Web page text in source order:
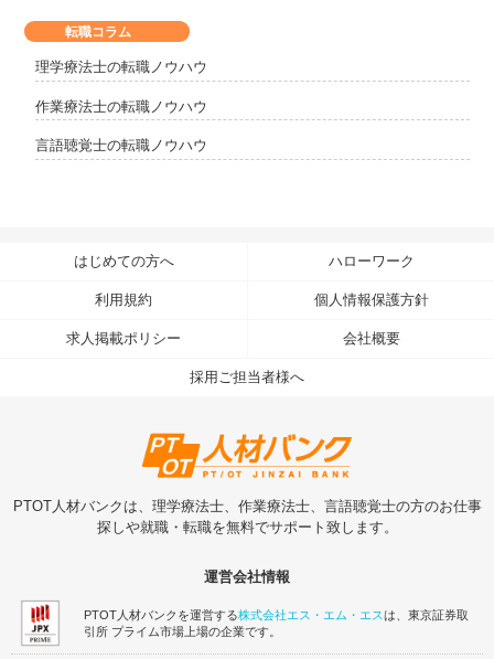
転職コラム
理学療法士の転職ノウハウ
作業療法士の転職ノウハウ
言語聴覚士の転職ノウハウ
はじめての方へ ハローワーク
利用規約 個人情報保護方針
求人掲載ポリシー 会社概要
採用ご担当者様へ
PTOT人材バンクは、理学療法士、作業療法士、言語聴覚士の方のお仕事
探しや就職・転職を無料でサポート致します。
運営会社情報
PTOT人材バンクを運営する株式会社エス・エム・エスは、東京証券取
引所 プライム市場上場の企業です。